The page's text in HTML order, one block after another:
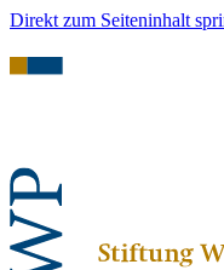
Direkt zum Seiteninhalt